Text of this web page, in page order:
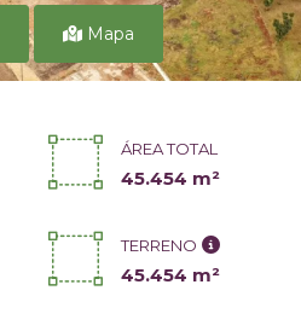
Mapa
ÁREA TOTAL
45.454 m²
TERRENO
45.454 m²